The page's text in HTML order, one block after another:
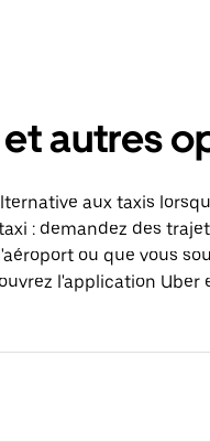
autres
aux taxis
: demandez des
ou que vous
l'application Uber